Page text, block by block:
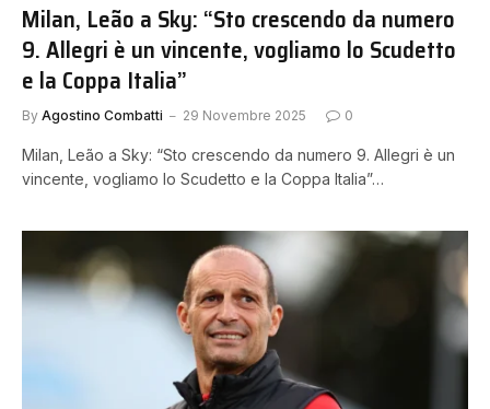
Milan, Leão a Sky: “Sto crescendo da numero
9. Allegri è un vincente, vogliamo lo Scudetto
e la Coppa Italia”
By Agostino Combatti 29 Novembre 2025 0
Milan, Leão a Sky: “Sto crescendo da numero 9. Allegri è un
vincente, vogliamo lo Scudetto e la Coppa Italia”…